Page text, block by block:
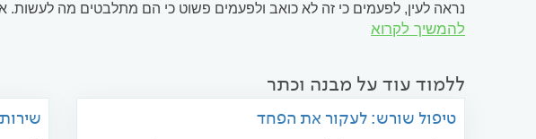
נראה לעין, לפעמים כי זה לא כואב ולפעמים פשוט כי הם מתלבטים מה לעשות.
להמשיך לקרוא
ללמוד עוד על מבנה וכתר
טיפול שורש: לעקור את הפחד